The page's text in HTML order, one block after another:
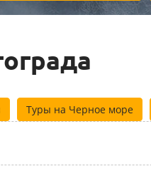
Туры на Черное море